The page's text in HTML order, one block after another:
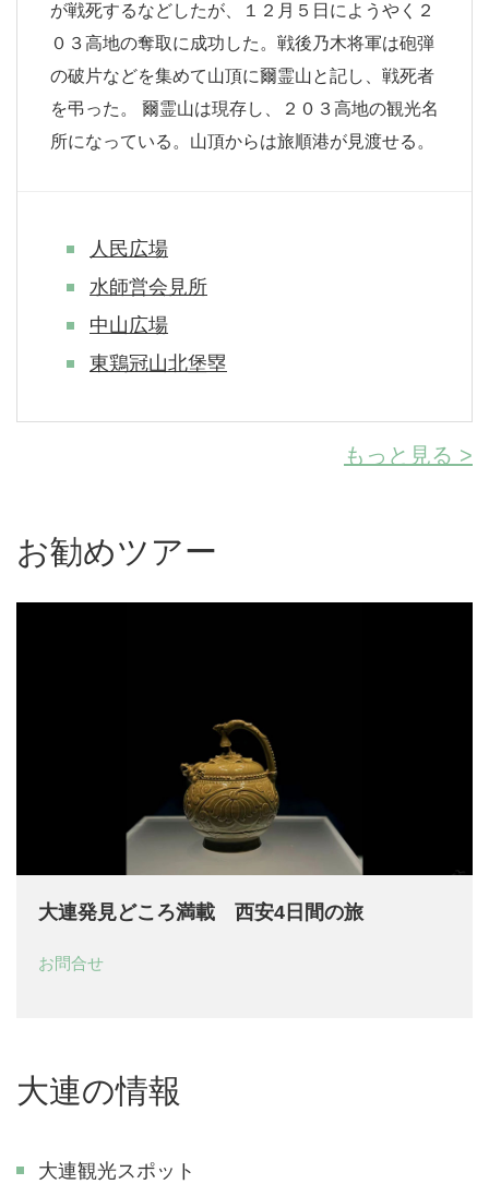
が戦死するなどしたが、１２月５日にようやく２
０３高地の奪取に成功した。戦後乃木将軍は砲弾
の破片などを集めて山頂に爾霊山と記し、戦死者
を弔った。 爾霊山は現存し、２０３高地の観光名
所になっている。山頂からは旅順港が見渡せる。
人民広場
水師営会見所
中山広場
東鶏冠山北堡塁
もっと見る >
お勧めツアー
大連発見どころ満載 西安4日間の旅
お問合せ
大連の情報
大連観光スポット